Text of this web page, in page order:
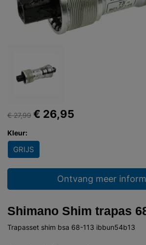
€ 27,99 € 26,95
Kleur:
GRIJS
Ontvang meer
Shimano Shim trapas
Trapasset shim bsa 68-113 ibbun54b13